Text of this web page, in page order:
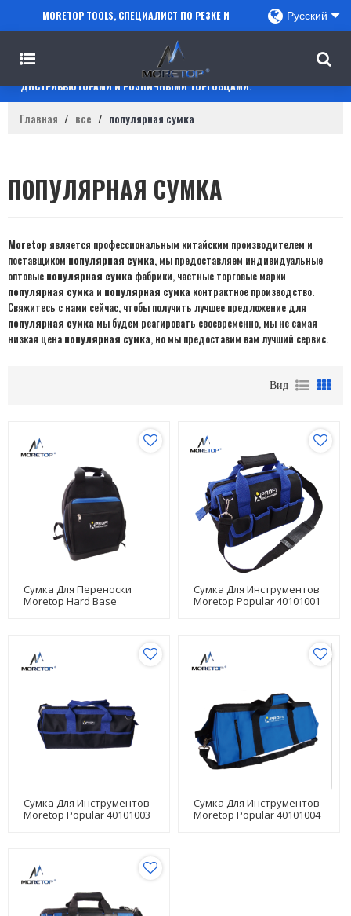
MORETOP TOOLS, СПЕЦИАЛИСТ ПО РЕЗКЕ И
СВЕРЛЕНИЮ, СОТРУДНИЧАЕТ С ПРОДАВЦАМИ
AMAZON, РЕГИОНАЛЬНЫМИ ОПТОВИКАМИ,
ДИСТРИБЬЮТОРАМИ И РОЗНИЧНЫМИ ТОРГОВЦАМИ.
Русский
Главная / все / популярная сумка
ПОПУЛЯРНАЯ СУМКА
Moretop является профессиональным китайским производителем и
поставщиком популярная сумка, мы предоставляем индивидуальные
оптовые популярная сумка фабрики, частные торговые марки
популярная сумка и популярная сумка контрактное производство.
Свяжитесь с нами сейчас, чтобы получить лучшее предложение для
популярная сумка мы будем реагировать своевременно, мы не самая
низкая цена популярная сумка, но мы предоставим вам лучший сервис.
Вид
Сумка Для Переноски
Moretop Hard Base
Сумка Для Инструментов
Moretop Popular 40101001
Сумка Для Инструментов
Moretop Popular 40101003
Сумка Для Инструментов
Moretop Popular 40101004